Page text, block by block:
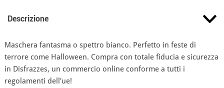
Descrizione
Maschera fantasma o spettro bianco. Perfetto in feste di
terrore come Halloween. Compra con totale fiducia e sicurezza
in Disfrazzes, un commercio online conforme a tutti i
regolamenti dell'ue!